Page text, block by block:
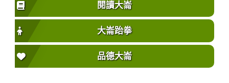
閱讀大崙
大崙跆拳
品德大崙